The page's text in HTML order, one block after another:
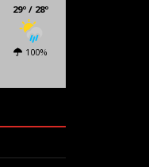
29º / 28º
100%